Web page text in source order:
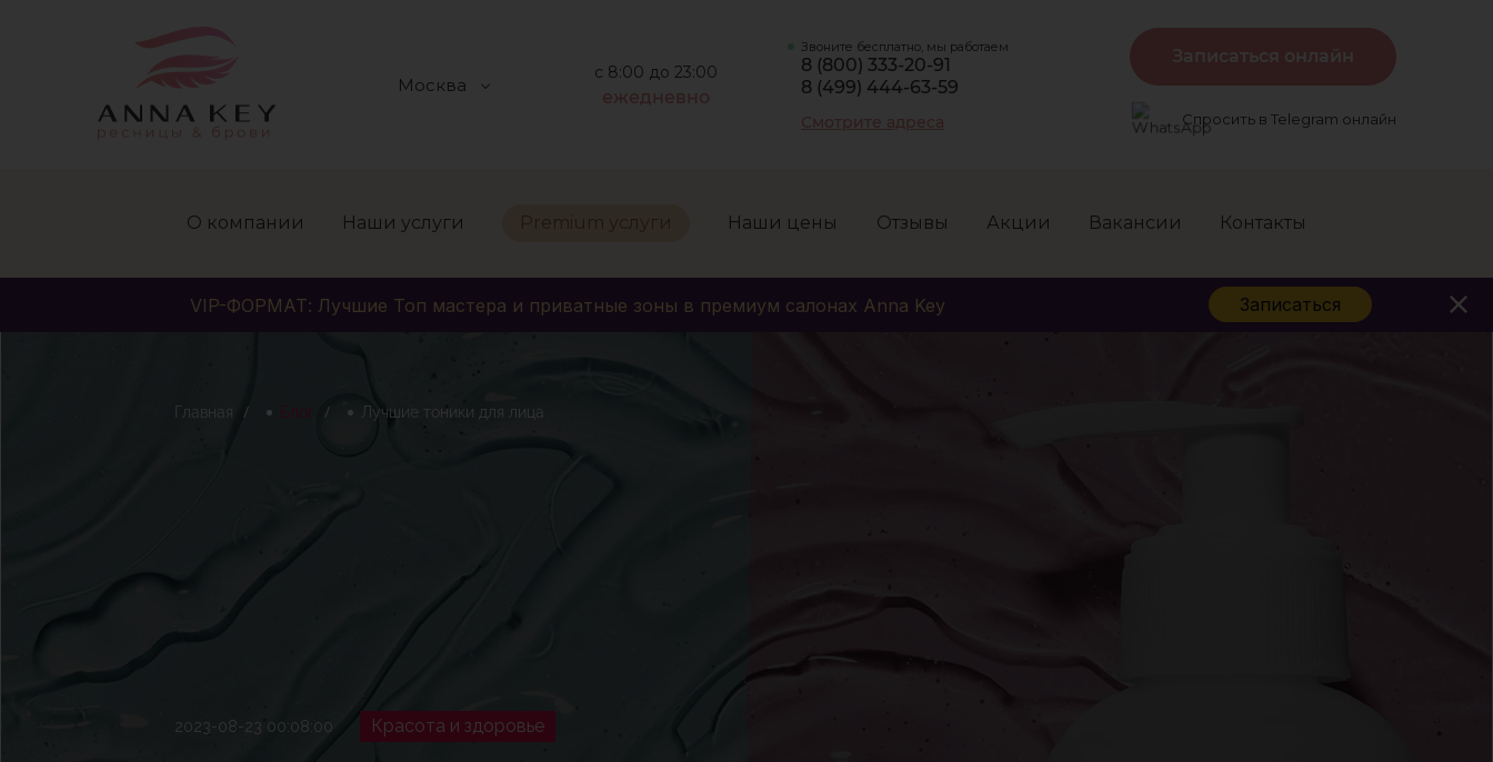
Москва
с 8:00 до 23:00
ежедневно
Звоните бесплатно, мы работаем
8 (800) 333-20-91
8 (499) 444-63-59
Смотрите адреса
Записаться онлайн
Спросить в Telegram онлайн
О компании Наши услуги Наши цены Отзывы Акции Вакансии Контакты
Главная Блог Лучшие тоники для лица
2023-08-23 00:08:00 Красота и здоровье
VIP-ФОРМАТ: Лучшие Топ мастера и приватные зоны в премиум салонах Anna Key Записаться